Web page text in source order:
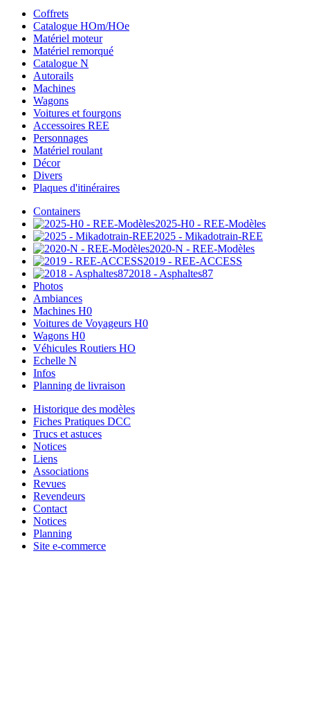
Coffrets
Catalogue HOm/HOe
Matériel moteur
Matériel remorqué
Catalogue N
Autorails
Machines
Wagons
Voitures et fourgons
Accessoires REE
Personnages
Matériel roulant
Décor
Divers
Plaques d'itinéraires
Containers
2025-H0 - REE-Modèles
2025 - Mikadotrain-REE
2020-N - REE-Modèles
2019 - REE-ACCESS
2018 - Asphaltes87
Photos
Ambiances
Machines H0
Voitures de Voyageurs H0
Wagons H0
Véhicules Routiers HO
Echelle N
Infos
Planning de livraison
Historique des modèles
Fiches Pratiques DCC
Trucs et astuces
Notices
Liens
Associations
Revues
Revendeurs
Contact
Notices
Planning
Site e-commerce